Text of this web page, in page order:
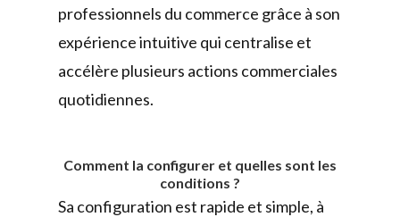
professionnels du commerce grâce à son
expérience intuitive qui centralise et
accélère plusieurs actions commerciales
quotidiennes.
Comment la configurer et quelles sont les
conditions ?
Sa configuration est rapide et simple, à